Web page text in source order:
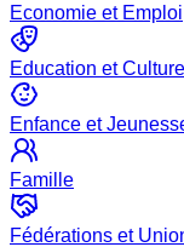
Economie et Emploi
Education et Culture
Enfance et
Famille
Fédérations et